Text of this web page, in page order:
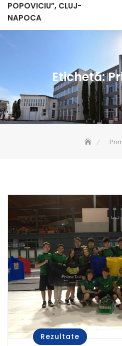
POPOVICIU”, CLUJ-
NAPOCA
Etichetă:
Rezultate